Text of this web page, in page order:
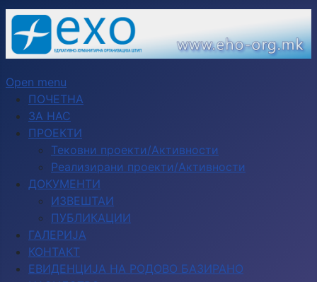
Open menu
ПОЧЕТНА
ЗА НАС
ПРОЕКТИ
Тековни проекти/Активности
Реализирани проекти/Активности
ДОКУМЕНТИ
ИЗВЕШТАИ
ПУБЛИКАЦИИ
ГАЛЕРИЈА
КОНТАКТ
ЕВИДЕНЦИЈА НА РОДОВО БАЗИРАНО